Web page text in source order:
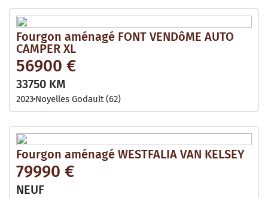
Fourgon aménagé FONT VENDôME AUTO
CAMPER XL
56900 €
33750 KM
2023 Noyelles Godault (62)
Fourgon aménagé WESTFALIA VAN KELSEY
79990 €
NEUF